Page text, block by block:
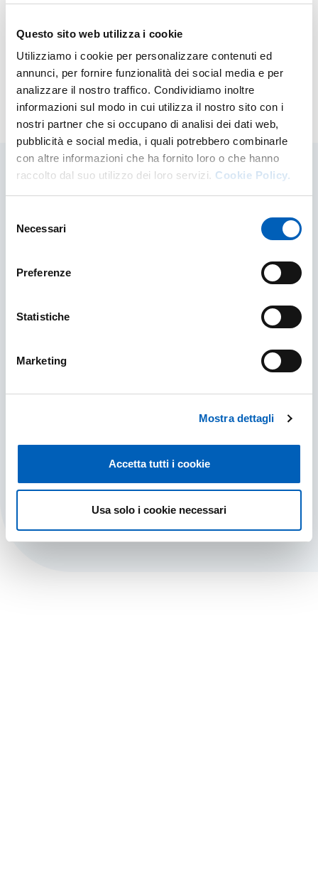
Questo sito web utilizza i cookie
Utilizziamo i cookie per personalizzare contenuti ed
annunci, per fornire funzionalità dei social media e per
analizzare il nostro traffico. Condividiamo inoltre
informazioni sul modo in cui utilizza il nostro sito con i
nostri partner che si occupano di analisi dei dati web,
pubblicità e social media, i quali potrebbero combinarle
con altre informazioni che ha fornito loro o che hanno
raccolto dal suo utilizzo dei loro servizi. Cookie Policy.
delNecessari
Preferenze
Statistiche
Marketing
Mostra dettagli
Accetta tutti i cookie
Usa solo i cookie necessari
Regolamento
Regolamento Centro Universitario di Studi Bioetici
(University Center of Bioethics) - UCB
Modified on 09/09/2025
Related contents
FIND OUT MORE